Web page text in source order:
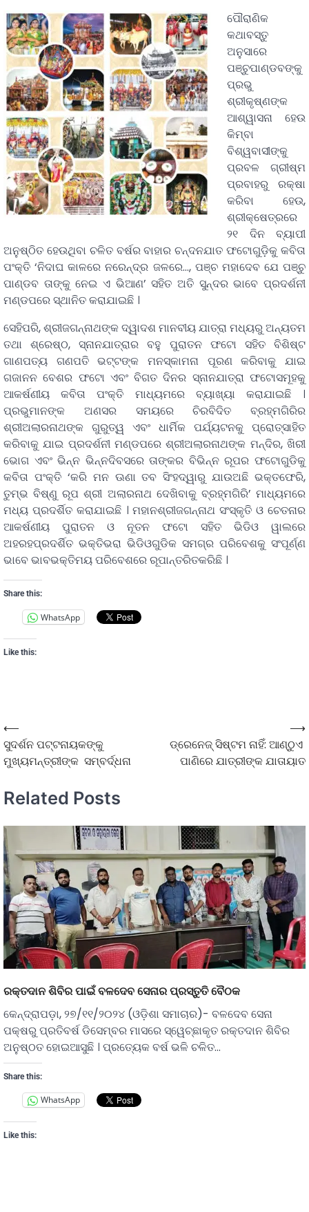
ପୌରାଣିକ
କଥାବସ୍ତୁ
ଅନୁସାରେ
ପଞ୍ଚୁପାଣ୍ଡବଙ୍କୁ
ପ୍ରଭୁ
ଶ୍ରୀକୃଷ୍ଣଙ୍କ
ଆଶ୍ୱାସନା ହେଉ
କିମ୍ବା
ବିଶ୍ୱବାସୀଙ୍କୁ
ପ୍ରବଳ ଗ୍ରୀଷ୍ମ
ପ୍ରବାହରୁ ରକ୍ଷା
କରିବା ହେଉ,
ଶ୍ରୀକ୍ଷେତ୍ରରେ
୨୧ ଦିନ ବ୍ୟାପୀ
ଅନୁଷ୍ଠିତ ହେଉଥିବା ଚଳିତ ବର୍ଷର ବାହାର ଚନ୍ଦନଯାତ ଫଟୋଗୁଡ଼ିକୁ କବିତା
ପଂକ୍ତି ‘ନିଦାଘ କାଳରେ ନରେନ୍ଦ୍ର ଜଳରେ…, ପଞ୍ଚ ମହାଦେବ ଯେ ପଞ୍ଚୁ
ପାଣ୍ଡବ ତାଙ୍କୁ ନେଇ ଏ ଭିଆଣ’ ସହିତ ଅତି ସୁନ୍ଦର ଭାବେ ପ୍ରଦର୍ଶନୀ
ମଣ୍ଡପରେ ସ୍ଥାନିତ କରାଯାଇଛି ।
ସେହିପରି, ଶ୍ରୀଜଗନ୍ନାଥଙ୍କ ଦ୍ୱାଦଶ ମାନବୀୟ ଯାତ୍ରା ମଧ୍ୟରୁ ଅନ୍ୟତମ
ତଥା ଶ୍ରେଷ୍ଠ, ସ୍ନାନଯାତ୍ରାର ବହୁ ପୁରାତନ ଫଟୋ ସହିତ ବିଶିଷ୍ଟ
ଗାଣପତ୍ୟ ଗଣପତି ଭଟ୍ଟଙ୍କ ମନସ୍କାମନା ପୂରଣ କରିବାକୁ ଯାଇ
ଗଜାନନ ବେଶର ଫଟୋ ଏବଂ ବିଗତ ଦିନର ସ୍ନାନଯାତ୍ରା ଫଟୋସମୂହକୁ
ଆକର୍ଷଣୀୟ କବିତା ପଂକ୍ତି ମାଧ୍ୟମରେ ବ୍ୟାଖ୍ୟା କରାଯାଇଛି ।
ପ୍ରଭୁମାନଙ୍କ ଅଣସର ସମୟରେ ଚିରବିଦିତ ବ୍ରହ୍ମଗିରିର
ଶ୍ରୀଅଲାରନାଥଙ୍କ ଗୁରୁତ୍ୱ ଏବଂ ଧାର୍ମିକ ପର୍ଯ୍ୟଟନକୁ ପ୍ରୋତ୍ସାହିତ
କରିବାକୁ ଯାଇ ପ୍ରଦର୍ଶନୀ ମଣ୍ଡପରେ ଶ୍ରୀଅଲାରନାଥଙ୍କ ମନ୍ଦିର, ଖିରୀ
ଭୋଗ ଏବଂ ଭିନ୍ନ ଭିନ୍ନଦିବସରେ ତାଙ୍କର ବିଭିନ୍ନ ରୂପର ଫଟୋଗୁଡିକୁ
କବିତା ପଂକ୍ତି ‘କରି ମନ ଊଣା ତବ ସିଂହଦ୍ୱାରୁ ଯାଉଅଛି ଭକ୍ତଫେରି,
ତୁମ୍ଭ ବିଷ୍ଣୁ ରୂପ ଶ୍ରୀ ଅଲାରନାଥ ଦେଖିବାକୁ ବ୍ରହ୍ମଗିରି’ ମାଧ୍ୟମରେ
ମଧ୍ୟ ପ୍ରଦର୍ଶିତ କରାଯାଇଛି । ମହାନଶ୍ରୀଜଗନ୍ନାଥ ସଂସ୍କୃତି ଓ ଚେତନାର
ଆକର୍ଷଣୀୟ ପୁରାତନ ଓ ନୂତନ ଫଟୋ ସହିତ ଭିଡିଓ ୱାଲରେ
ଅହରହପ୍ରଦର୍ଶିତ ଭକ୍ତିଭରା ଭିଡିଓଗୁଡିକ ସମଗ୍ର ପରିବେଶକୁ ସଂପୂର୍ଣ୍ଣ
ଭାବେ ଭାବଭକ୍ତିମୟ ପରିବେଶରେ ରୂପାନ୍ତରିତକରିଛି ।
Share this:
WhatsApp
Like this:
⟵
ସୁଦର୍ଶନ ପଟ୍ଟନାୟକଙ୍କୁ
ମୁଖ୍ୟମନ୍ତ୍ରୀଙ୍କ ସମ୍ବର୍ଦ୍ଧନା
ଡ୍ରେନେଜ୍ ସିଷ୍ଟମ ନାହିଁ: ଆଣ୍ଠୁଏ
ପାଣିରେ ଯାତ୍ରୀଙ୍କ ଯାତାୟାତ
⟶
Related Posts
ରକ୍ତଦାନ ଶିବିର ପାଇଁ ବଳଦେବ ସେନାର ପ୍ରସ୍ତୁତି ବୈଠକ
କେନ୍ଦ୍ରାପଡ଼ା, ୨୭/୧୧/୨୦୨୪ (ଓଡ଼ିଶା ସମାଚାର)- ବଳଦେବ ସେନା
ପକ୍ଷରୁ ପ୍ରତିବର୍ଷ ଡିସେମ୍ବର ମାସରେ ସ୍ୱେଚ୍ଛାକୃତ ରକ୍ତଦାନ ଶିବିର
ଅନୁଷ୍ଠତ ହୋଇଆସୁଛି । ପ୍ରତ୍ୟେକ ବର୍ଷ ଭଳି ଚଳିତ…
Share this:
WhatsApp
Like this: